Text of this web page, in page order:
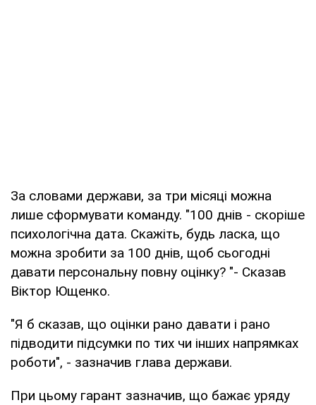
За словами держави, за три місяці можна
лише сформувати команду. "100 днів - скоріше
психологічна дата. Скажіть, будь ласка, що
можна зробити за 100 днів, щоб сьогодні
давати персональну повну оцінку? "- Сказав
Віктор Ющенко.
"Я б сказав, що оцінки рано давати і рано
підводити підсумки по тих чи інших напрямках
роботи", - зазначив глава держави.
При цьому гарант зазначив, що бажає уряду